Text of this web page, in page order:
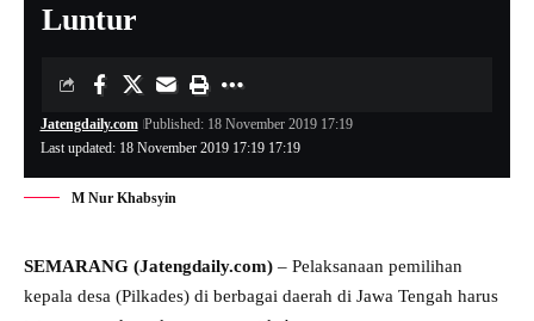
Luntur
Last updated: 18 November 2019 17:19 17:19
Jatengdaily.com Published: 18 November 2019 17:19
M Nur Khabsyin
SEMARANG (Jatengdaily.com) – Pelaksanaan pemilihan
kepala desa (Pilkades) di berbagai daerah di Jawa Tengah harus